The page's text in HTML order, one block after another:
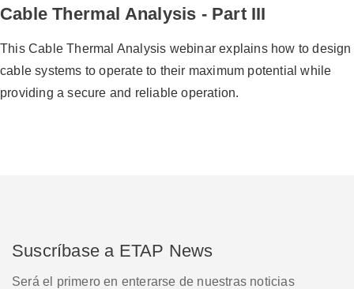
Cable Thermal Analysis - Part III
This Cable Thermal Analysis webinar explains how to design
cable systems to operate to their maximum potential while
providing a secure and reliable operation.
Suscríbase a ETAP News
Será el primero en enterarse de nuestras noticias